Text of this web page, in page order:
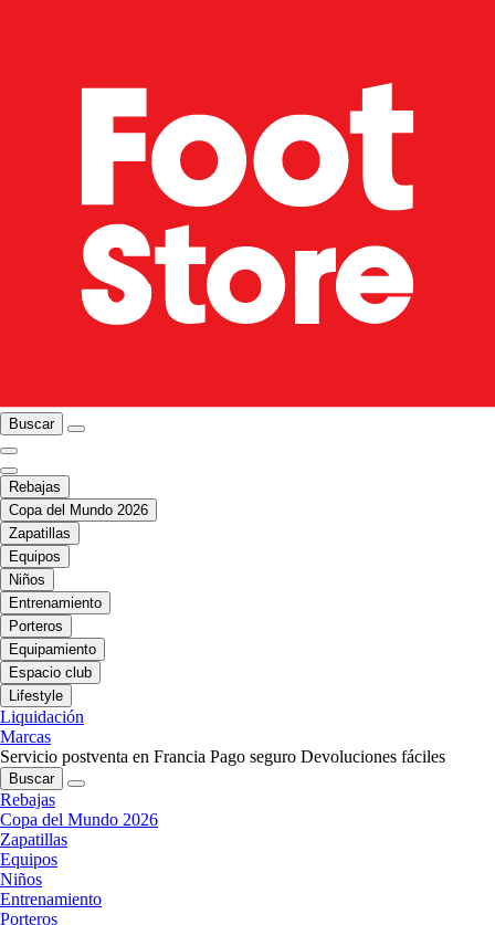
Buscar
Rebajas
Copa del Mundo 2026
Zapatillas
Equipos
Niños
Entrenamiento
Porteros
Equipamiento
Espacio club
Lifestyle
Liquidación
Marcas
Servicio postventa en Francia Pago seguro Devoluciones fáciles
Buscar
Rebajas
Copa del Mundo 2026
Zapatillas
Equipos
Niños
Entrenamiento
Porteros